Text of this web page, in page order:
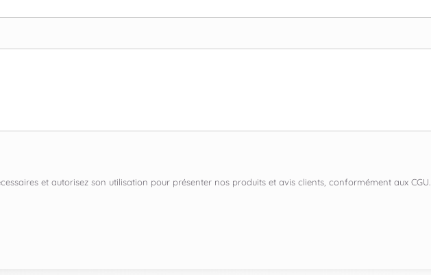
et autorisez son utilisation pour présenter nos produits et avis clients, conformément aux CGU.